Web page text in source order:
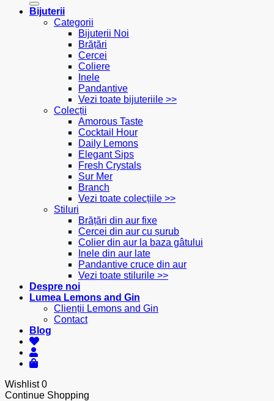
Bijuterii
Categorii
Bijuterii Noi
Brățări
Cercei
Coliere
Inele
Pandantive
Vezi toate bijuteriile >>
Colecții
Amorous Taste
Cocktail Hour
Daily Lemons
Elegant Sips
Fresh Crystals
Sur Mer
Branch
Vezi toate colecțiile >>
Stiluri
Brățări din aur fixe
Cercei din aur cu șurub
Colier din aur la baza gâtului
Inele din aur late
Pandantive cruce din aur
Vezi toate stilurile >>
Despre noi
Lumea Lemons and Gin
Clienții Lemons and Gin
Contact
Blog
Wishlist0
Continue Shopping